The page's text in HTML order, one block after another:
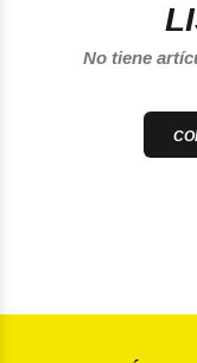
No tiene